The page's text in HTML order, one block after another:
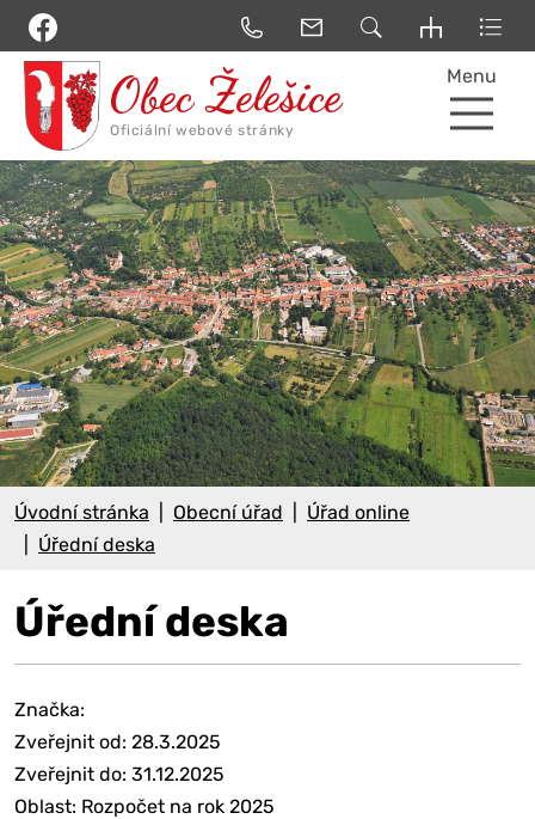
Menu
Úvodní stránka Obecní úřad
Úřad online
Úřední deska
Úřední deska
Značka:
Zveřejnit od: 28.3.2025
Zveřejnit do: 31.12.2025
Oblast: Rozpočet na rok 2025